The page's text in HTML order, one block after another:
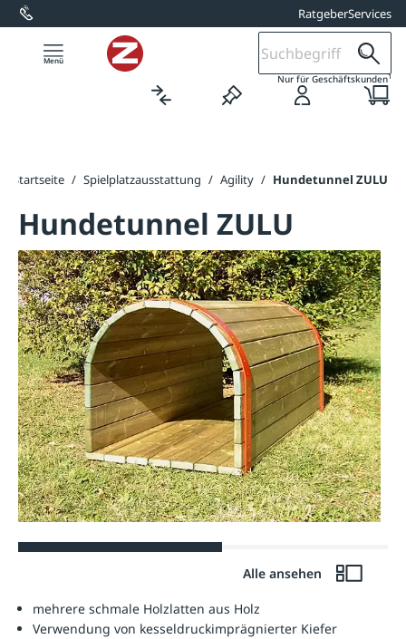
springen RatgeberServices
Nur für Geschäftskunden1
Startseite / Spielplatzausstattung / Agility / Hundetunnel ZULU
Hundetunnel ZULU
Alle ansehen
mehrere schmale Holzlatten aus Holz
Verwendung von kesseldruckimprägnierter Kiefer